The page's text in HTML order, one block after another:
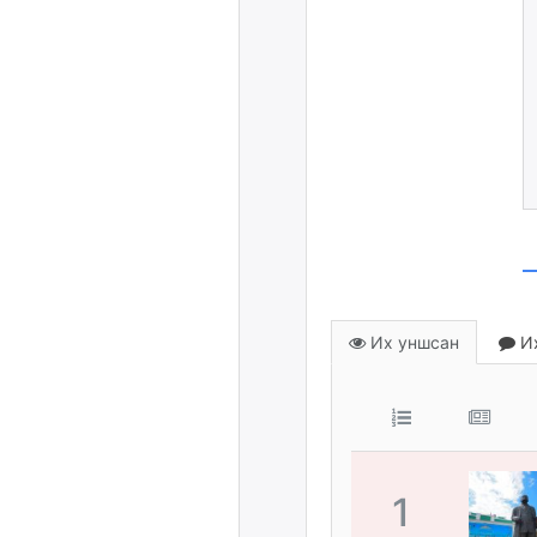
Их уншсан
1